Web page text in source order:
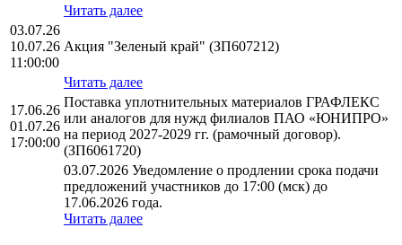
Читать далее
03.07.26
10.07.26
11:00:00
Акция "Зеленый край" (ЗП607212)
Читать далее
17.06.26
01.07.26
17:00:00
Поставка уплотнительных материалов ГРАФЛЕКС
или аналогов для нужд филиалов ПАО «ЮНИПРО»
на период 2027-2029 гг. (рамочный договор).
(ЗП6061720)
03.07.2026 Уведомление о продлении срока подачи
предложений участников до 17:00 (мск) до
17.06.2026 года.
Читать далее